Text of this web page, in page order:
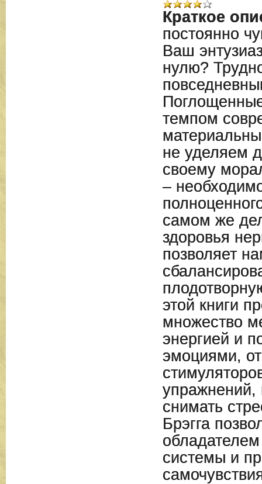
Краткое
постоянно
Ваш
нулю?
темпом
не уделяем
своему
–
самом же
здоровья
позволяет
этой книги
множество
энергией и
эмоциями,
снимать
Брэгга
системы и